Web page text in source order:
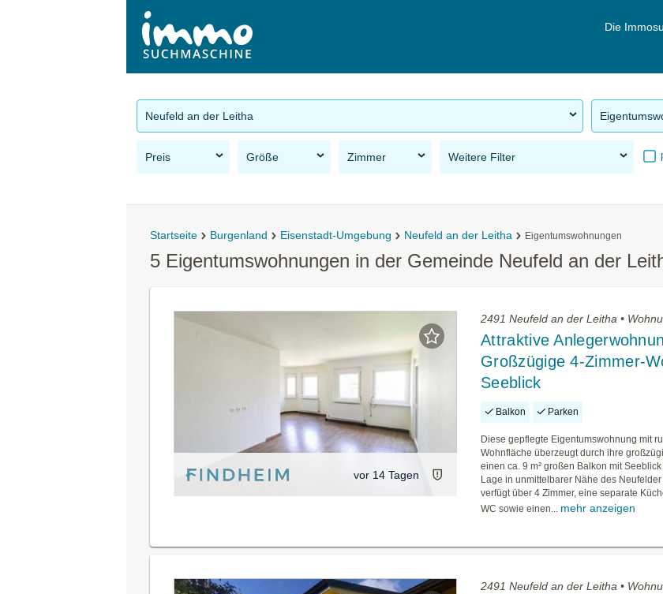
Die
Neufeld an der Leitha
Preis Größe Zimmer Weitere Filter
Startseite Burgenland Eisenstadt-Umgebung Neufeld an der Leitha Eigentumswohnungen
5 Eigentumswohnungen in der Gemeinde Neufeld an der
vor 14 Tagen
2491 Neufeld an der Leitha •
Attraktive
Großzügige 4-Zimmer-
Seeblick
Balkon Parken
Diese gepflegte Eigentumswohnung mit
Wohnfläche überzeugt durch ihre
einen ca. 9 m² großen Balkon mit
Lage in unmittelbarer Nähe des
verfügt über 4 Zimmer, eine separate
WC sowie einen... mehr anzeigen
2491 Neufeld an der Leitha •